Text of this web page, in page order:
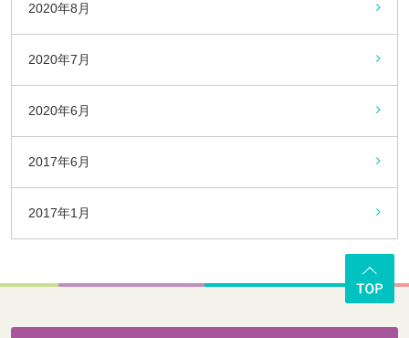
2020年8月
2020年7月
2020年6月
2017年6月
2017年1月